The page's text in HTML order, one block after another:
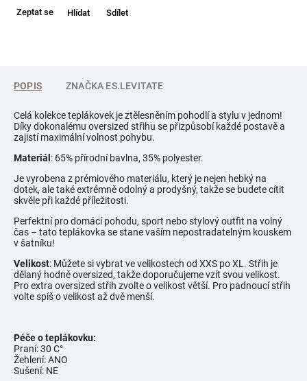
Zeptat se Hlídat Sdílet
POPIS ZNAČKA ES.LEVITATE
Celá kolekce teplákovek je ztělesněním pohodlí a stylu v jednom!
Díky dokonalému oversized střihu se přizpůsobí každé postavě a
zajistí maximální volnost pohybu.
Materiál : 65% přírodní bavlna, 35% polyester.
Je vyrobena z prémiového materiálu, který je nejen hebký na
dotek, ale také extrémně odolný a prodyšný, takže se budete cítit
skvěle při každé příležitosti.
Perfektní pro domácí pohodu, sport nebo stylový outfit na volný
čas – tato teplákovka se stane vaším nepostradatelným kouskem
v šatníku!
Velikost: Můžete si vybrat ve velikostech od XXS po XL. Střih je
dělaný hodně oversized, takže doporučujeme vzít svou velikost.
Pro extra oversized střih zvolte o velikost větší. Pro padnoucí střih
volte spíš o velikost až dvě menší.
Péče o teplákovku:
Praní: 30 C°
Žehlení: ANO
Sušení: NE